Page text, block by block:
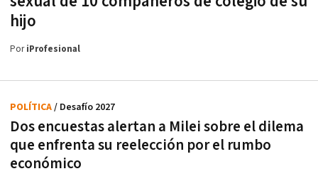
hijo
PoriProfesional
Dos encuestas alertan a Milei sobre el dilema
que enfrenta su reelección por el rumbo
económico
POLÍTICA/ Desafío 2027